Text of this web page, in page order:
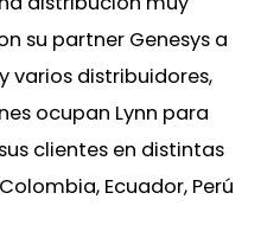
su partner Genesys a
varios distribuidores,
ocupan Lynn para
clientes en distintas
Ecuador, Perú